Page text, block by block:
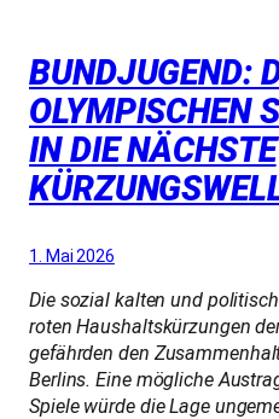
BUNDJUGEND:
OLYMPISCHEN
IN DIE NÄCHSTE
1. Mai 2026
Die sozial kalten und
roten Haushaltskürzungen
gefährden den
Berlins. Eine mögliche
Spiele würde die Lage